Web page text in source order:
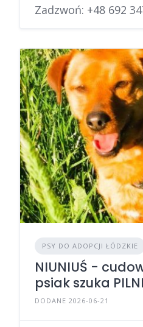
Zadzwoń: +48 692
PSY DO ADOPCJI ŁÓDZKIE
NIUNIUŚ -
psiak szuka
DODANE 2026-06-21